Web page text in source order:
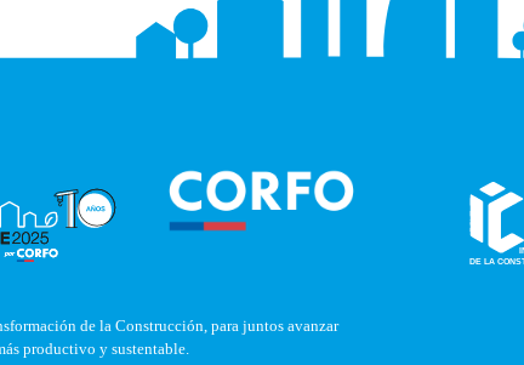
de la Construcción, para juntos avanzar
productivo y sustentable.